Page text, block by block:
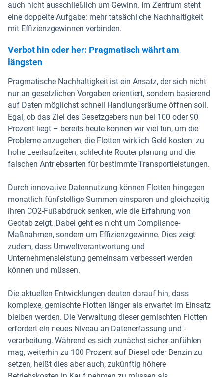
auch nicht ausschließlich um Gewinn. Im Zentrum steht
eine doppelte Aufgabe: mehr tatsächliche Nachhaltigkeit
mit Effizienzgewinnen verbinden.
Verbot hin oder her: Pragmatisch währt am
längsten
Pragmatische Nachhaltigkeit ist ein Ansatz, der sich nicht
nur an gesetzlichen Vorgaben orientiert, sondern basierend
auf Daten möglichst schnell Handlungsräume öffnen soll.
Egal, ob das Ziel des Gesetzgebers nun bei 100 oder 90
Prozent liegt – bereits heute können wir viel tun, um die
Probleme anzugehen, die Flotten wirklich Geld kosten: zu
hohe Leerlaufzeiten, schlechte Routenplanung und die
falschen Antriebsarten für bestimmte Transportleistungen.
Durch innovative Datennutzung können Flotten hingegen
monatlich fünfstellige Summen einsparen und gleichzeitig
ihren CO2-Fußabdruck senken, wie die Erfahrung von
Geotab zeigt. Dabei geht es nicht um Compliance-
Maßnahmen, sondern um Effizienzgewinne. Dies zeigt
zudem, dass Umweltverantwortung und
Unternehmensleistung gemeinsam verbessert werden
können und müssen.
Die aktuellen Entwicklungen deuten darauf hin, dass
komplexe, gemischte Flotten länger als erwartet im Einsatz
bleiben werden. Die Verwaltung dieser gemischten Flotten
erfordert ein neues Niveau an Datenerfassung und -
verarbeitung. Während es sich zunächst sicher anfühlen
mag, weiterhin zu 100 Prozent auf Diesel oder Benzin zu
setzen, heißt dies aber auch, zukünftig höhere